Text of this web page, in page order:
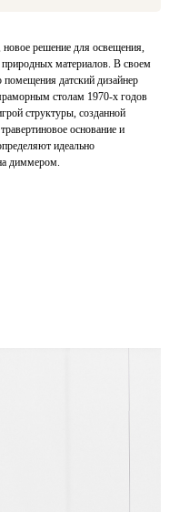
новое решение для освещения,
природных материалов. В своем
датский дизайнер
столам 1970-х годов
структуры, созданной
основание и
идеально
диммером.